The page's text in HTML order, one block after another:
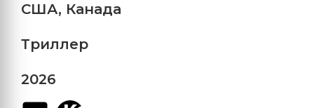
США, Канада
Триллер
2026